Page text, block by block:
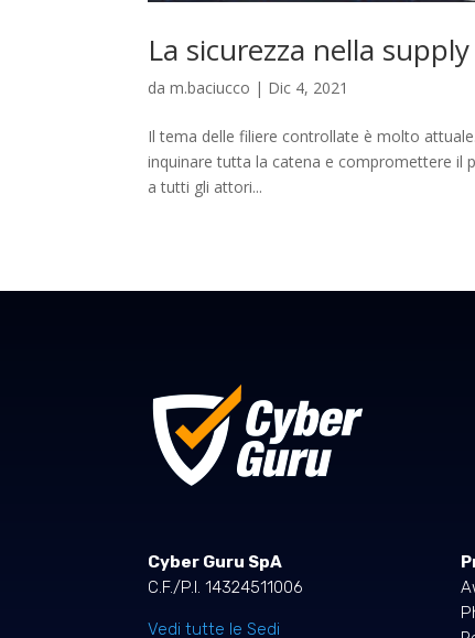
La sicurezza nella
dam.baciucco | Dic 4, 2021
Il tema delle filiere controllate è molto
inquinare tutta la catena e compromettere il
a tutti gli attori...
Cyber Guru SpA
C.F./P.I. 14324511006
Vedi tutte le Sedi